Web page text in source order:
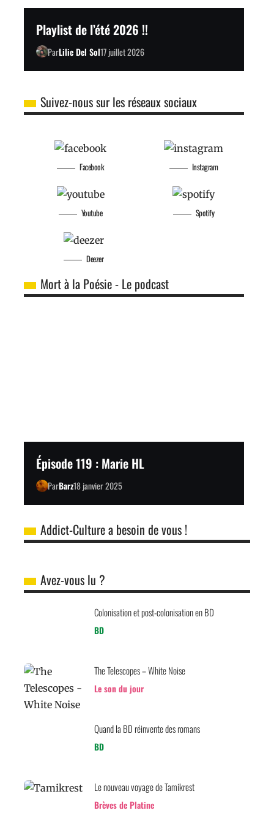
Playlist de l’été 2026 !!
ParLilie Del Sol17 juillet 2026
Suivez-nous sur les réseaux sociaux
Facebook
Youtube
Instagram
Spotify
Deezer
Mort à la Poésie - Le podcast
Épisode 119 : Marie HL
ParBarz18 janvier 2025
Addict-Culture a besoin de vous !
Avez-vous lu ?
Colonisation et post-colonisation en BD
BD
The Telescopes – White Noise
Le son du jour
Quand la BD réinvente des romans
BD
Le nouveau voyage de Tamikrest
Brèves de Platine